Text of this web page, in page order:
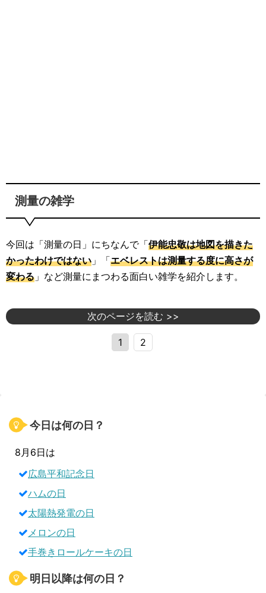
測量の雑学
今回は「測量の日」にちなんで「伊能忠敬は地図を描きた
かったわけではない 」「エベレストは測量する度に高さが
変わる 」など測量にまつわる面白い雑学を紹介します。
次のページを読む >>
1 2
今日は何の日？
8月6日は
広島平和記念日
ハムの日
太陽熱発電の日
メロンの日
手巻きロールケーキの日
明日以降は何の日？